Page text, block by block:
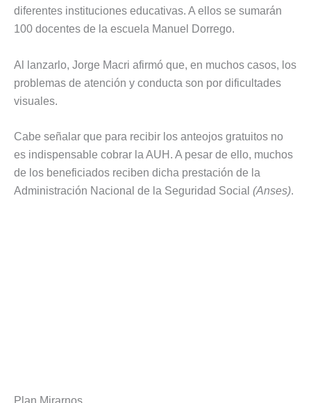
diferentes instituciones educativas. A ellos se sumarán
100 docentes de la escuela Manuel Dorrego.
Al lanzarlo, Jorge Macri afirmó que, en muchos casos, los
problemas de atención y conducta son por dificultades
visuales.
Cabe señalar que para recibir los anteojos gratuitos no
es indispensable cobrar la AUH. A pesar de ello, muchos
de los beneficiados reciben dicha prestación de la
Administración Nacional de la Seguridad Social (Anses).
Plan Mirarnos